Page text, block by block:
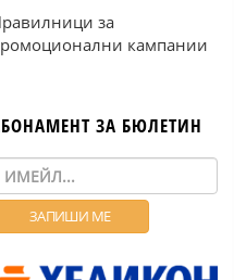
за
кампании
ЗА БЮЛЕТИН